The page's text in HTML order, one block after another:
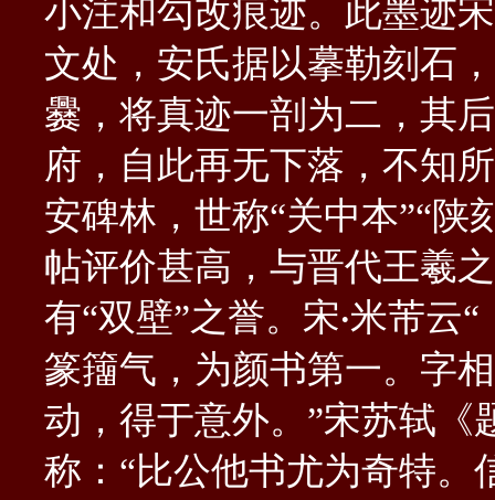
小注和勾改痕迹。此墨迹
文处，安氏据以摹勒刻石
爨，将真迹一剖为二，其
府，自此再无下落，不知
安碑林，世称“关中本”“陕
帖评价甚高，与晋代王羲
有“双壁”之誉。宋·米芾云“
篆籒气，为颜书第一。字
动，得于意外。”宋苏轼《
称：“比公他书尤为奇特。